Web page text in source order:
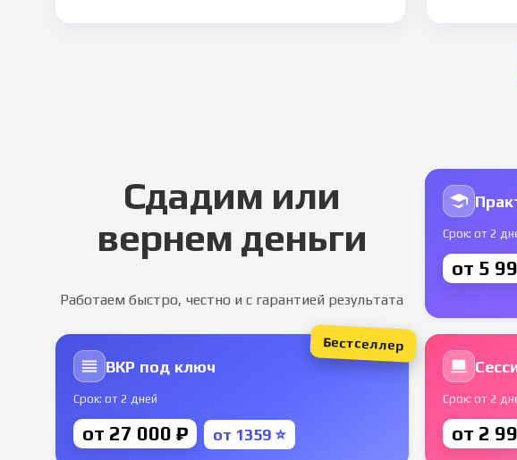
Сдадим или
вернем деньги
Работаем быстро, честно и с гарантией результата
Срок: от 2
от 5
ВКР под ключ
Срок: от 2 дней
от 27 000 ₽ от 1359 ⭐
Бестселлер
Срок: от 2
от 2